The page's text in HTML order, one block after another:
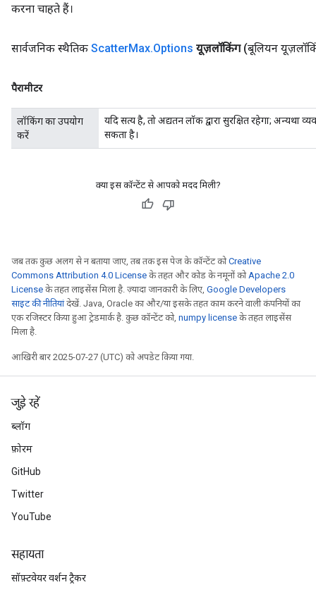
करना चाहते हैं।
सार्वजनिक स्थैतिक ScatterMax.Options यूज़लॉकिंग (बूलियन
पैरामीटर
लॉकिंग का उपयोग
करें
यदि सत्य है, तो अद्यतन लॉक द्वारा सुरक्षित रहेगा; अन्यथा
सकता है।
क्या इस कॉन्टेंट से आपको मदद मिली?
जब तक कुछ अलग से न बताया जाए, तब तक इस पेज के कॉन्टेंट कोCreative
Commons Attribution 4.0 License के तहत और कोड के नमूनों कोApache 2.0
License के तहत लाइसेंस मिला है. ज़्यादा जानकारी के लिए, Google Developers
साइट की नीतियांदेखें. Java, Oracle का और/या इसके तहत काम करने वाली कंपनियों का
एक रजिस्टर किया हुआ ट्रेडमार्क है. कुछ कॉन्टेंट को, numpy license के तहत लाइसेंस
मिला है.
आखिरी बार 2025-07-27 (UTC) को अपडेट किया गया.
जुड़े रहें
ब्लॉग
फ़ोरम
GitHub
Twitter
YouTube
सहायता
सॉफ़्टवेयर वर्शन ट्रैकर